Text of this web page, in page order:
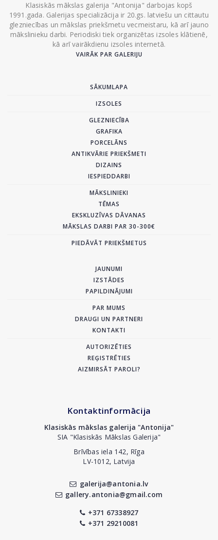
Klasiskās mākslas galerija "Antonija" darbojas kopš
1991.gada. Galerijas specializācija ir 20.gs. latviešu un cittautu
glezniecības un mākslas priekšmetu vecmeistaru, kā arī jauno
mākslinieku darbi. Periodiski tiek organizētas izsoles klātienē,
kā arī vairākdienu izsoles internetā.
VAIRĀK PAR GALERIJU
SĀKUMLAPA
IZSOLES
GLEZNIECĪBA
GRAFIKA
PORCELĀNS
ANTIKVĀRIE PRIEKŠMETI
DIZAINS
IESPIEDDARBI
MĀKSLINIEKI
TĒMAS
EKSKLUZĪVAS DĀVANAS
MĀKSLAS DARBI PAR 30-300€
PIEDĀVĀT PRIEKŠMETUS
JAUNUMI
IZSTĀDES
PAPILDINĀJUMI
PAR MUMS
DRAUGI UN PARTNERI
KONTAKTI
AUTORIZĒTIES
REĢISTRĒTIES
AIZMIRSĀT PAROLI?
Kontaktinformācija
Klasiskās mākslas galerija "Antonija"
SIA "Klasiskās Mākslas Galerija"
Brīvības iela 142, Rīga
LV-1012, Latvija
galerija@antonia.lv
gallery.antonia@gmail.com
+371 67338927
+371 29210081